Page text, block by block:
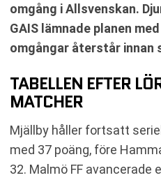
omgång i Allsvenskan.
GAIS lämnade planen
omgångar återstår innan
TABELLEN EFTER
MATCHER
Mjällby håller fortsatt
med 37 poäng, före
32. Malmö FF